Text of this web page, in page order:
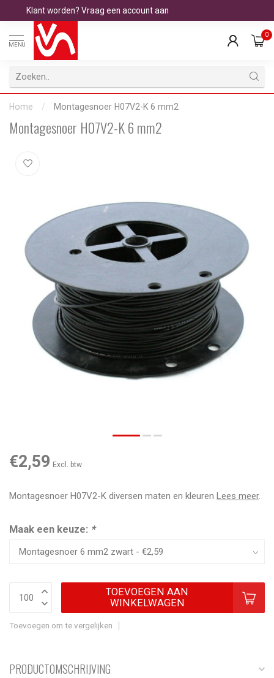
Klant worden? Vraag een account aan
MENU
0
Home / Montagesnoer H07V2-K 6 mm2
Montagesnoer H07V2-K 6 mm2
€2,59 Excl. btw
Montagesnoer H07V2-K diversen maten en kleuren Lees meer.
Maak een keuze: *
TOEVOEGEN AAN
WINKELWAGEN
Toevoegen om te vergelijken
PRODUCTOMSCHRIJVING